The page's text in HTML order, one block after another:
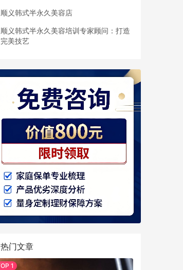
顺义韩式半永久美容店
顺义韩式半永久美容培训专家顾问：打造
完美技艺
热门文章